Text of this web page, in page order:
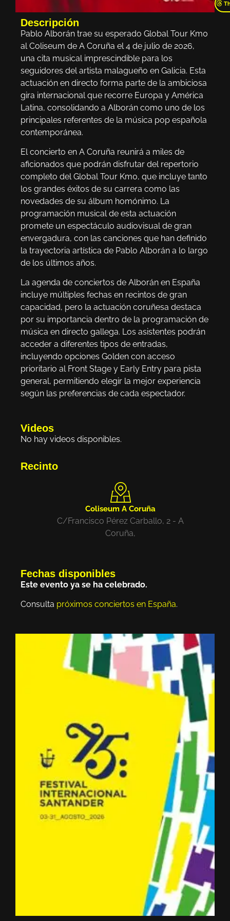
Descripción
Pablo Alborán trae su esperado Global Tour Km0
al Coliseum de A Coruña el 4 de julio de 2026,
una cita musical imprescindible para los
seguidores del artista malagueño en Galicia. Esta
actuación en directo forma parte de la ambiciosa
gira internacional que recorre Europa y América
Latina, consolidando a Alborán como uno de los
principales referentes de la música pop española
contemporánea.
El concierto en A Coruña reunirá a miles de
aficionados que podrán disfrutar del repertorio
completo del Global Tour Km0, que incluye tanto
los grandes éxitos de su carrera como las
novedades de su álbum homónimo. La
programación musical de esta actuación
promete un espectáculo audiovisual de gran
envergadura, con las canciones que han definido
la trayectoria artística de Pablo Alborán a lo largo
de los últimos años.
La agenda de conciertos de Alborán en España
incluye múltiples fechas en recintos de gran
capacidad, pero la actuación coruñesa destaca
por su importancia dentro de la programación de
música en directo gallega. Los asistentes podrán
acceder a diferentes tipos de entradas,
incluyendo opciones Golden con acceso
prioritario al Front Stage y Early Entry para pista
general, permitiendo elegir la mejor experiencia
según las preferencias de cada espectador.
Videos
No hay videos disponibles.
Recinto
Coliseum A Coruña
C/Francisco Pérez Carballo, 2 - A
Coruña,
Fechas disponibles
Este evento ya se ha celebrado.
Consulta próximos conciertos en España.